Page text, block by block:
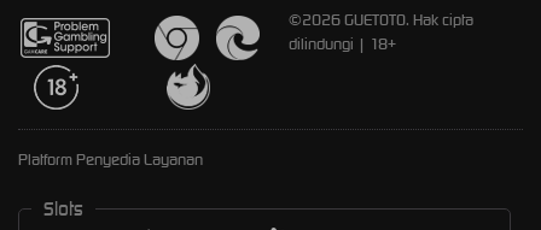
©2026 GUETOTO. Hak cipta
dilindungi | 18+
Platform Penyedia Layanan
Slots